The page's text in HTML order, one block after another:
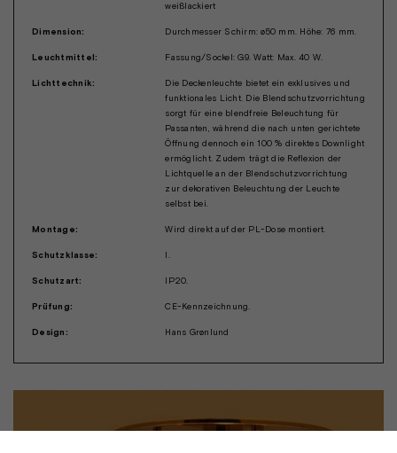
weißlackiert
Dimension: Durchmesser Schirm: ø50 mm. Höhe: 76 mm.
Leuchtmittel: Fassung/Sockel: G9. Watt: Max. 40 W.
Lichttechnik:
Die Deckenleuchte bietet ein exklusives und
funktionales Licht. Die Blendschutzvorrichtung
sorgt für eine blendfreie Beleuchtung für
Passanten, während die nach unten gerichtete
Öffnung dennoch ein 100 % direktes Downlight
ermöglicht. Zudem trägt die Reflexion der
Lichtquelle an der Blendschutzvorrichtung
zur dekorativen Beleuchtung der Leuchte
selbst bei.
Montage: Wird direkt auf der PL-Dose montiert.
Schutzklasse: I.
Schutzart: IP20.
Prüfung: CE-Kennzeichnung.
Design: Hans Grønlund